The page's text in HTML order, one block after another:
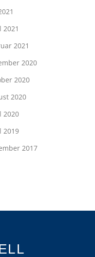
2021
2021
2020
2020
2020
2020
2019
2017